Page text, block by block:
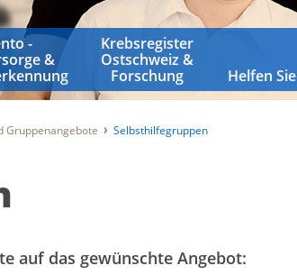
-
&
Krebsregister
Ostschweiz &
Forschung
Helfen Sie
Gruppenangebote Selbsthilfegruppen
auf das gewünschte Angebot: